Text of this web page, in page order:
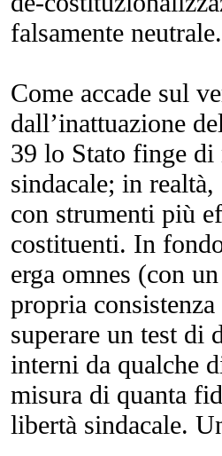
falsamente neutrale.
Come accade sul
dall’inattuazione
39 lo Stato finge
sindacale; in
con strumenti più
costituenti. In
erga omnes (con
propria
superare un test di
interni da qualche
misura di quanta
libertà sindacale.